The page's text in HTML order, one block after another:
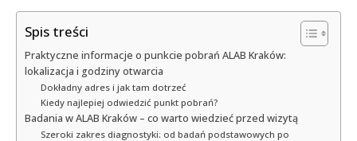
Spis treści
Praktyczne informacje o punkcie pobrań ALAB Kraków:
lokalizacja i godziny otwarcia
Dokładny adres i jak tam dotrzeć
Kiedy najlepiej odwiedzić punkt pobrań?
Badania w ALAB Kraków – co warto wiedzieć przed wizytą
Szeroki zakres diagnostyki: od badań podstawowych po